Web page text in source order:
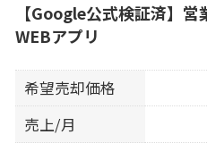
【Google公式検証済】
WEBアプリ
希望売却価格
売上/月